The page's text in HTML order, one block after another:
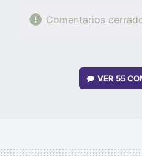
Comentarios
VER 55